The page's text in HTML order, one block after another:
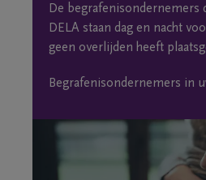
De begrafenisondernemers
DELA staan dag en nacht
geen overlijden heeft
Begrafenisondernemers in